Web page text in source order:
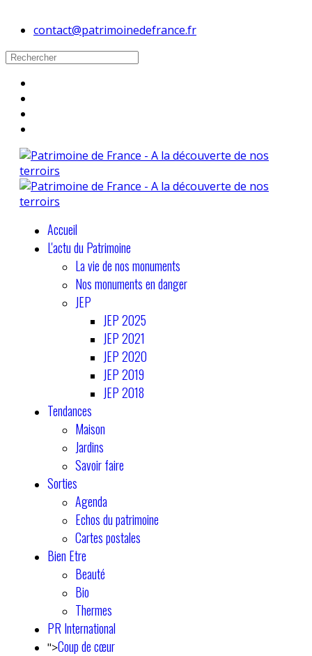
contact@patrimoinedefrance.fr
Accueil
L'actu du Patrimoine
La vie de nos monuments
Nos monuments en danger
JEP
JEP 2025
JEP 2021
JEP 2020
JEP 2019
JEP 2018
Tendances
Maison
Jardins
Savoir faire
Sorties
Agenda
Echos du patrimoine
Cartes postales
Bien Etre
Beauté
Bio
Thermes
PR International
">Coup de cœur